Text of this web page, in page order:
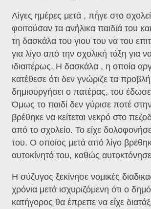
Λίγες ημέρες μετά , πήγε στο
φοιτούσαν τα ανήλικα παιδιά του
τη δασκάλα του γιου του να του
για λίγο από την σχολική τάξη για
ιδιαιτέρως. Η δασκάλα , η οποία
κατέθεσε ότι δεν γνώριζε τα
δημιουργήσει ο πατέρας, του
Όμως το παιδί δεν γύρισε ποτέ
βρέθηκε να κείτεται νεκρό στο
από το σχολείο. Το είχε
του. Ο οποίος μετά από λίγο
αυτοκίνητό του, καθώς
Η σύζυγος ξεκίνησε νομικές
χρόνια μετά ισχυριζόμενη ότι ο
κατήγορος θα έπρεπε να είχε